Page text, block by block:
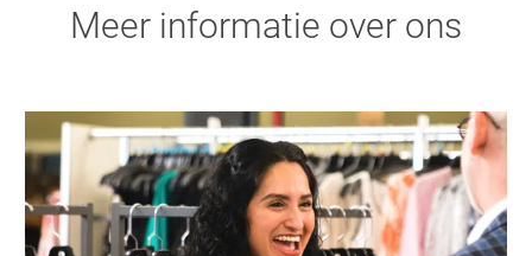
Meer informatie over ons